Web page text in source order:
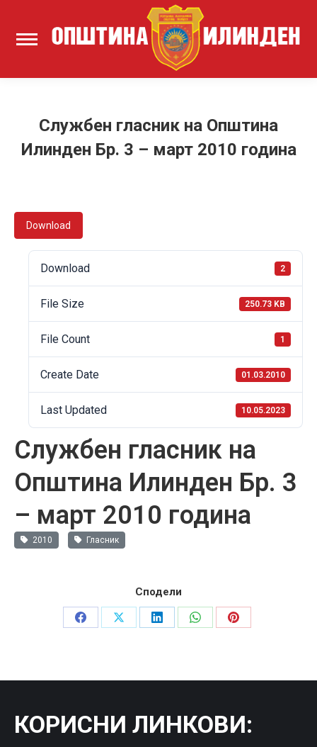
Службен гласник на Општина
Илинден Бр. 3 – март 2010 година
Download
Download 2
File Size 250.73 KB
File Count 1
Create Date 01.03.2010
Last Updated 10.05.2023
Службен гласник на
Општина Илинден Бр. 3
– март 2010 година
2010 Гласник
Сподели
Share
Share
Share
Share
Share
КОРИСНИ ЛИНКОВИ: